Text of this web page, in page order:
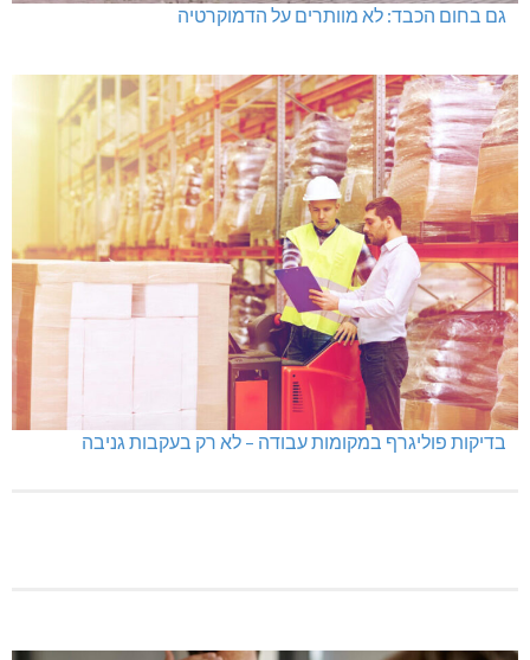
גם בחום הכבד: לא מוותרים על הדמוקרטיה
בדיקות פוליגרף במקומות עבודה – לא רק בעקבות גניבה